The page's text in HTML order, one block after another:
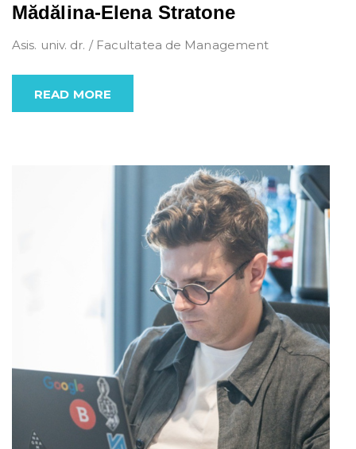
Mădălina-Elena Stratone
Asis. univ. dr. / Facultatea de Management
READ MORE